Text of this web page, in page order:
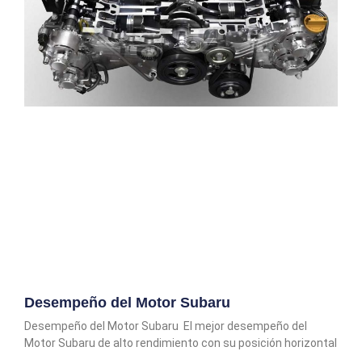
Desempeño del Motor Subaru
Desempeño del Motor Subaru El mejor desempeño del
Motor Subaru de alto rendimiento con su posición horizontal